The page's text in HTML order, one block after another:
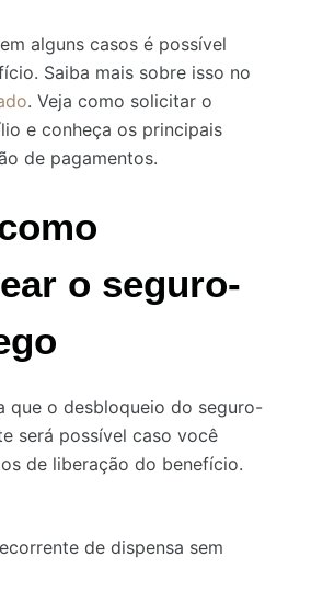
alguns casos é possível
Saiba mais sobre isso no
. Veja como solicitar o
e conheça os principais
de pagamentos.
o seguro-
que o desbloqueio do seguro-
será possível caso você
de liberação do benefício.
de dispensa sem